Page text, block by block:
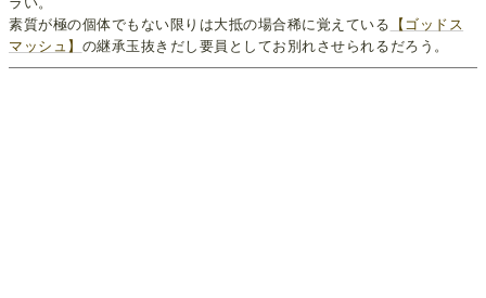
素質が極の個体でもない限りは大抵の場合稀に覚えている
【ゴッドス
マッシュ】 の継承玉抜きだし要員としてお別れさせられるだろう。